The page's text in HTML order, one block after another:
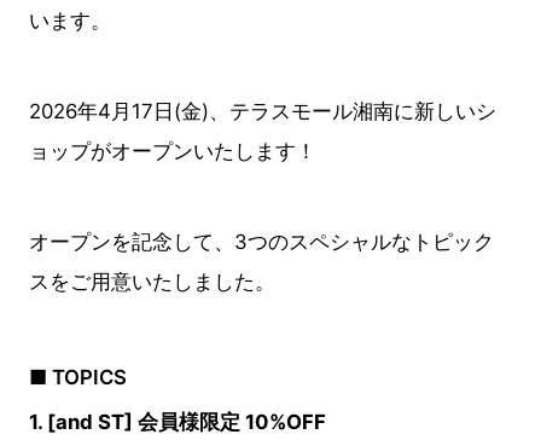
います。
2026年4月17日(金)、テラスモール湘南に新しいシ
ョップがオープンいたします！
オープンを記念して、3つのスペシャルなトピック
スをご用意いたしました。
■ TOPICS
1. [and ST] 会員様限定 10%OFF